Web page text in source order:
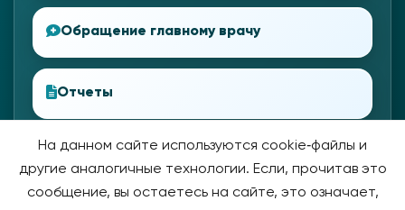
Обращение главному врачу
Отчеты
На данном сайте используются cookie‑файлы и
другие аналогичные технологии. Если, прочитав это
сообщение, вы остаетесь на сайте, это означает,